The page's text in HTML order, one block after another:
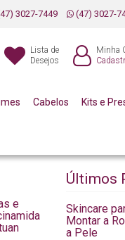
3027-7449 (47) 3027-
Lista de
Desejos
Minha
Cabelos Kits e
e
Últimos
Skincare
Montar a
a Pele